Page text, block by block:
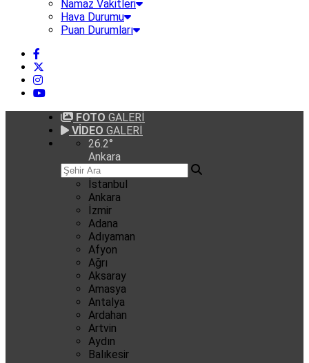
Namaz Vakitleri
Hava Durumu
Puan Durumları
FOTO GALERİ
VİDEO GALERİ
26.2°
Ankara
İstanbul
Ankara
İzmir
Adana
Adıyaman
Afyon
Ağrı
Aksaray
Amasya
Antalya
Ardahan
Artvin
Aydın
Balıkesir